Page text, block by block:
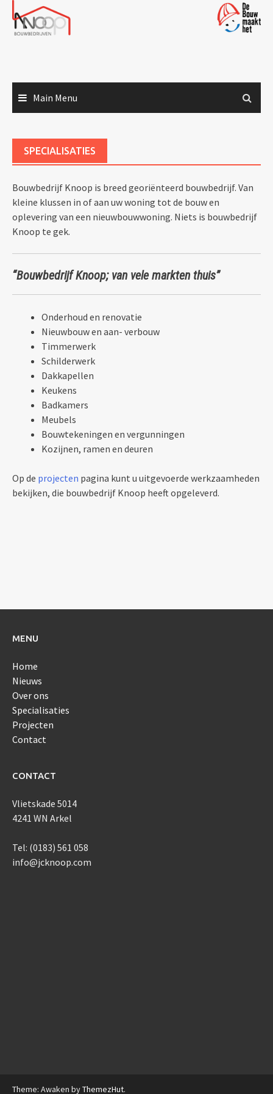
content
Main Menu
SPECIALISATIES
Bouwbedrijf Knoop is breed georiënteerd bouwbedrijf. Van
kleine klussen in of aan uw woning tot de bouw en
oplevering van een nieuwbouwwoning. Niets is bouwbedrijf
Knoop te gek.
“Bouwbedrijf Knoop; van vele markten thuis”
Onderhoud en renovatie
Nieuwbouw en aan- verbouw
Timmerwerk
Schilderwerk
Dakkapellen
Keukens
Badkamers
Meubels
Bouwtekeningen en vergunningen
Kozijnen, ramen en deuren
Op de projecten pagina kunt u uitgevoerde werkzaamheden
bekijken, die bouwbedrijf Knoop heeft opgeleverd.
MENU
Home
Nieuws
Over ons
Specialisaties
Projecten
Contact
CONTACT
Vlietskade 5014
4241 WN Arkel
Tel: (0183) 561 058
info@jcknoop.com
Theme: Awaken byThemezHut.